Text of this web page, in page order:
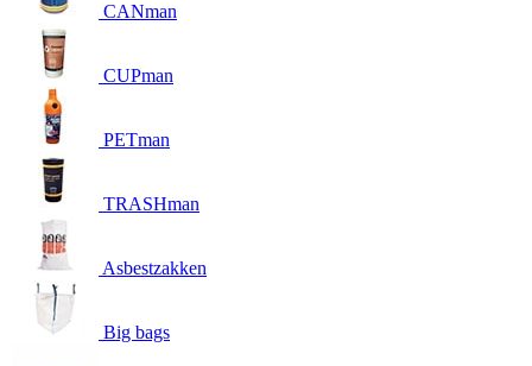
CANman
CUPman
PETman
TRASHman
Asbestzakken
Big bags